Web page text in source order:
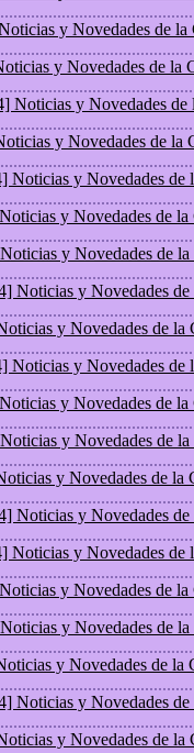
y Novedades de la
y Novedades de la
Noticias y Novedades de
y Novedades de la
Noticias y Novedades de
y Novedades de
y Novedades de
Noticias y Novedades
y Novedades de la
Noticias y Novedades de
y Novedades de
y Novedades de
y Novedades de la
Noticias y Novedades
Noticias y Novedades de
y Novedades de
y Novedades de
y Novedades de la
Noticias y Novedades
y Novedades de la